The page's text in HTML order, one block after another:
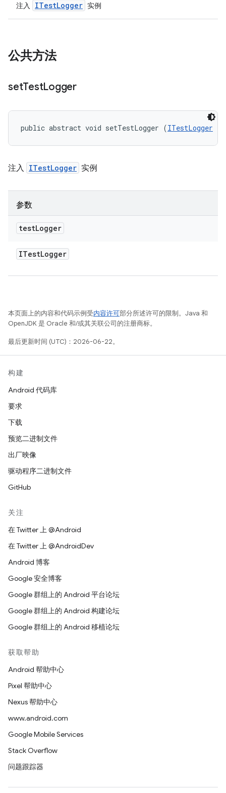
注入 ITestLogger 实例
公共方法
setTestLogger
public abstract void setTestLogger (ITestLogger
注入 ITestLogger 实例
参数
testLogger
ITestLogger
本页面上的内容和代码示例受内容许可部分所述许可的限制。Java 和
OpenJDK 是 Oracle 和/或其关联公司的注册商标。
最后更新时间 (UTC)：2026-06-22。
构建
Android 代码库
要求
下载
预览二进制文件
出厂映像
驱动程序二进制文件
GitHub
关注
在 Twitter 上 @Android
在 Twitter 上 @AndroidDev
Android 博客
Google 安全博客
Google 群组上的 Android 平台论坛
Google 群组上的 Android 构建论坛
Google 群组上的 Android 移植论坛
获取帮助
Android 帮助中心
Pixel 帮助中心
Nexus 帮助中心
www.android.com
Google Mobile Services
Stack Overflow
问题跟踪器